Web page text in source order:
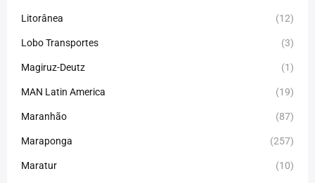
Litorânea (12)
Lobo Transportes (3)
Magiruz-Deutz (1)
MAN Latin America (19)
Maranhão (87)
Maraponga (257)
Maratur (10)